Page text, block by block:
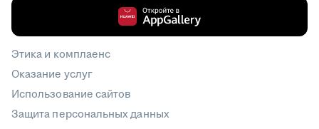
Этика и комплаенс
Оказание услуг
Использование сайтов
Защита персональных данных